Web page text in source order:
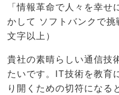
「情報革命で人々を幸
かして ソフトバンクで
文字以上）
貴社の素晴らしい通信技
たいです。IT技術を教育
り開くための切符になる